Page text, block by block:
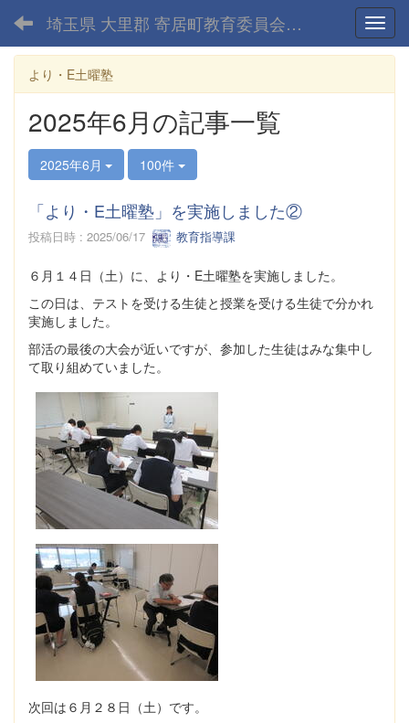
埼玉県 大里郡 寄居町教育委員会-home
より・E土曜塾
2025年6月の記事一覧
2025年6月 100件
「より・E土曜塾」を実施しました②
投稿日時 : 2025/06/17 教育指導課
６月１４日（土）に、より・E土曜塾を実施しました。
この日は、テストを受ける生徒と授業を受ける生徒で分かれ
実施しました。
部活の最後の大会が近いですが、参加した生徒はみな集中し
て取り組めていました。
次回は６月２８日（土）です。